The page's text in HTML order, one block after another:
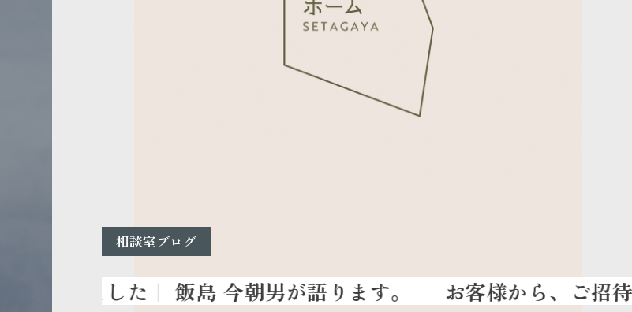
相談室ブログ
お客様から、ご招待してい